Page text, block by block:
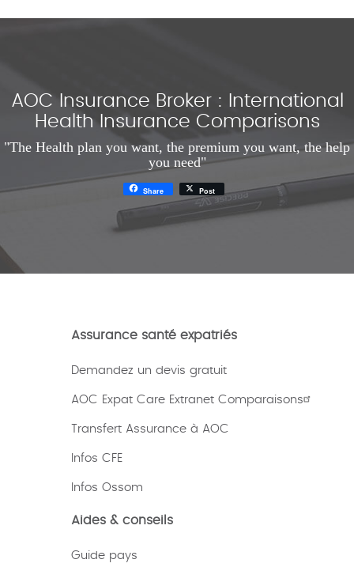
AOC Insurance Broker : International
Health Insurance Comparisons
"The Health plan you want, the premium you want, the help
you need"
Share Post
Assurance santé expatriés
Demandez un devis gratuit
AOC Expat Care Extranet Comparaisons
Transfert Assurance à AOC
Infos CFE
Infos Ossom
Aides & conseils
Guide pays